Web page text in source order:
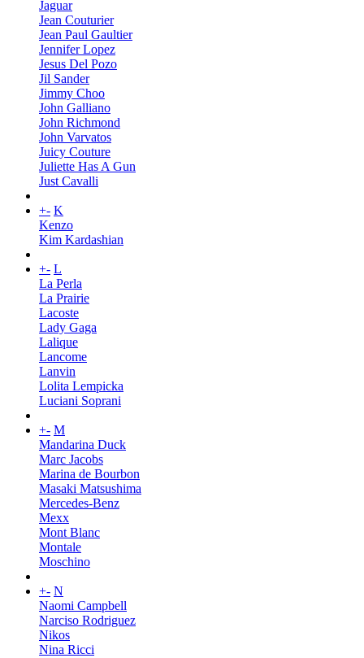
Jaguar
Jean Couturier
Jean Paul Gaultier
Jennifer Lopez
Jesus Del Pozo
Jil Sander
Jimmy Choo
John Galliano
John Richmond
John Varvatos
Juicy Couture
Juliette Has A Gun
Just Cavalli
+- K
Kenzo
Kim Kardashian
+- L
La Perla
La Prairie
Lacoste
Lady Gaga
Lalique
Lancome
Lanvin
Lolita Lempicka
Luciani Soprani
+- M
Mandarina Duck
Marc Jacobs
Marina de Bourbon
Masaki Matsushima
Mercedes-Benz
Mexx
Mont Blanc
Montale
Moschino
+- N
Naomi Campbell
Narciso Rodriguez
Nikos
Nina Ricci